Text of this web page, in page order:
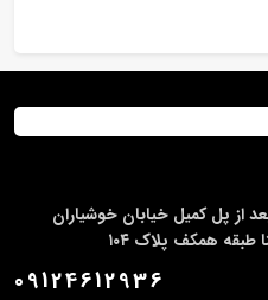
از پل کمیل خیابان خوشیاران
همکف پلاک ۱۰۴
09124612936